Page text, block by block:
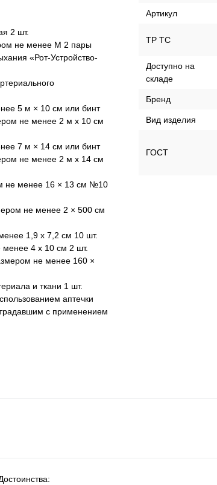
2 шт.
не менее М 2 пары
«Рот-Устройство-
5 м × 10 см или бинт
не менее 2 м х 10 см
7 м × 14 см или бинт
не менее 2 м х 14 см
не менее 16 × 13 см №10
не менее 2 × 500 см
1,9 х 7,2 см 10 шт.
менее 4 х 10 см 2 шт.
не менее 160 ×
и ткани 1 шт.
аптечки
с применением
Артикул
ТР ТС
Доступно на
складе
Бренд
Вид изделия
ГОСТ